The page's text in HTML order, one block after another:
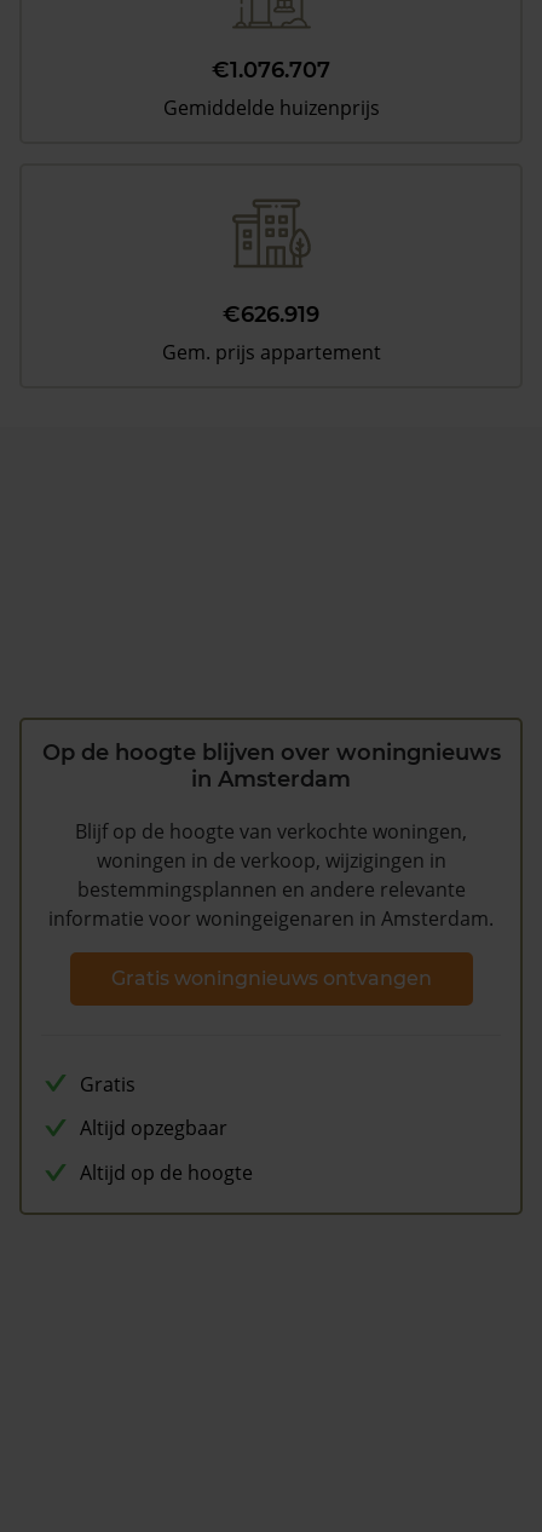
€1.076.707
Gemiddelde huizenprijs
€626.919
Gem. prijs appartement
Op de hoogte blijven over woningnieuws
in Amsterdam
Blijf op de hoogte van verkochte woningen,
woningen in de verkoop, wijzigingen in
bestemmingsplannen en andere relevante
informatie voor woningeigenaren in Amsterdam.
Gratis woningnieuws ontvangen
Gratis
Altijd opzegbaar
Altijd op de hoogte